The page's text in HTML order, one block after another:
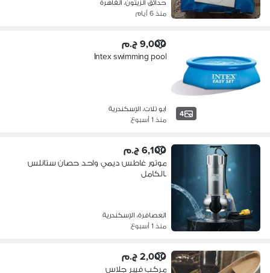
حدائق الزيتون، القاهرة
منذ 6 أيام
4
9,000 ج.م
Intex swimming pool
ابو تلات، الإسكندرية
منذ 1 أسبوع
6,100 ج.م
موتور غاطس ديمي واحد حصان ستانلس
بالكامل
العصافرة، الإسكندرية
منذ 1 أسبوع
2,000 ج.م
مركب فيبر جلاس